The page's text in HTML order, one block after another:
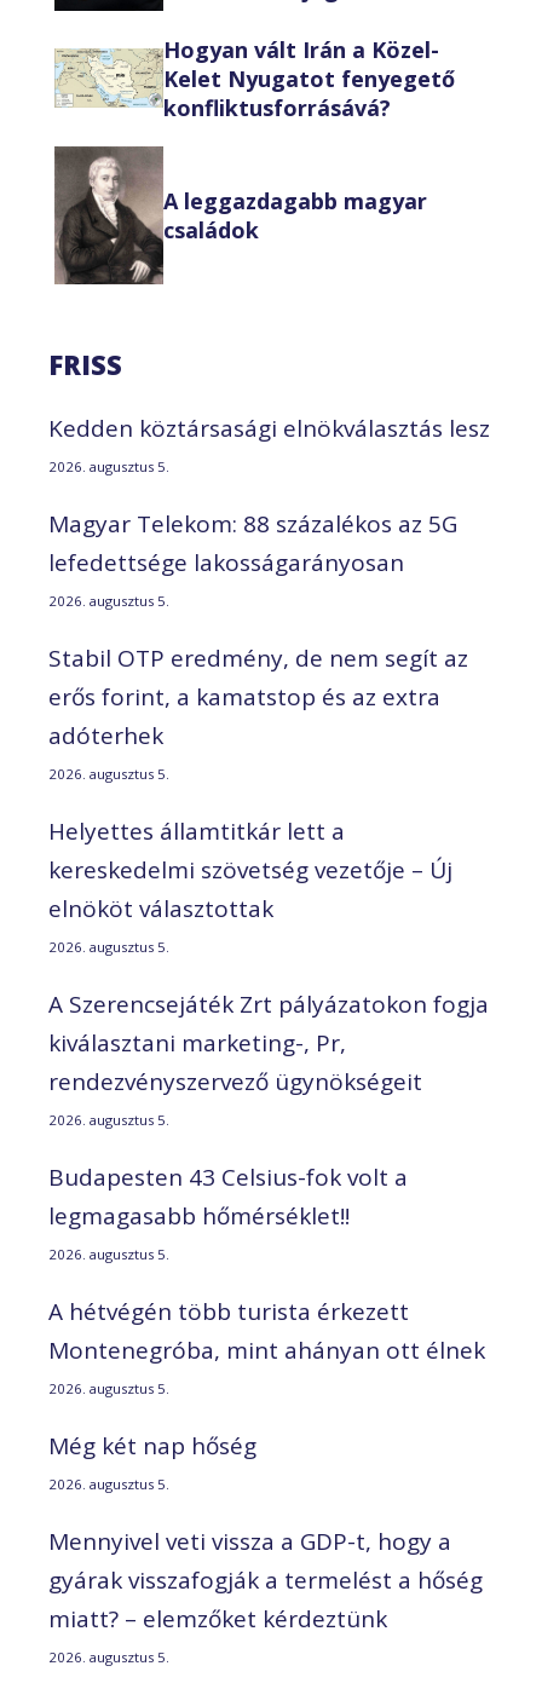
Hogyan vált Irán a Közel-
Kelet Nyugatot fenyegető
konfliktusforrásává?
A leggazdagabb magyar
családok
FRISS
Kedden köztársasági elnökválasztás lesz
2026. augusztus 5.
Magyar Telekom: 88 százalékos az 5G
lefedettsége lakosságarányosan
2026. augusztus 5.
Stabil OTP eredmény, de nem segít az
erős forint, a kamatstop és az extra
adóterhek
2026. augusztus 5.
Helyettes államtitkár lett a
kereskedelmi szövetség vezetője – Új
elnököt választottak
2026. augusztus 5.
A Szerencsejáték Zrt pályázatokon fogja
kiválasztani marketing-, Pr,
rendezvényszervező ügynökségeit
2026. augusztus 5.
Budapesten 43 Celsius-fok volt a
legmagasabb hőmérséklet!!
2026. augusztus 5.
A hétvégén több turista érkezett
Montenegróba, mint ahányan ott élnek
2026. augusztus 5.
Még két nap hőség
2026. augusztus 5.
Mennyivel veti vissza a GDP-t, hogy a
gyárak visszafogják a termelést a hőség
miatt? – elemzőket kérdeztünk
2026. augusztus 5.